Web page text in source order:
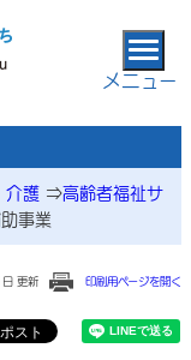
メニュー
介護 ⇒高齢者福祉サ
事業
更新 印刷用ページを開く